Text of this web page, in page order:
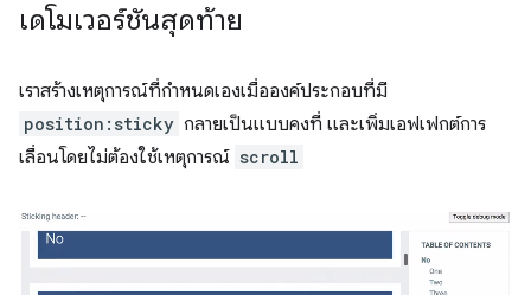
เดโมเวอร์ชันสุดท้าย
เราสร้างเหตุการณ์ที่กําหนดเองเมื่อองค์ประกอบที่มี
position:sticky กลายเป็นแบบคงที่ และเพิ่มเอฟเฟกต์การ
เลื่อนโดยไม่ต้องใช้เหตุการณ์ scroll